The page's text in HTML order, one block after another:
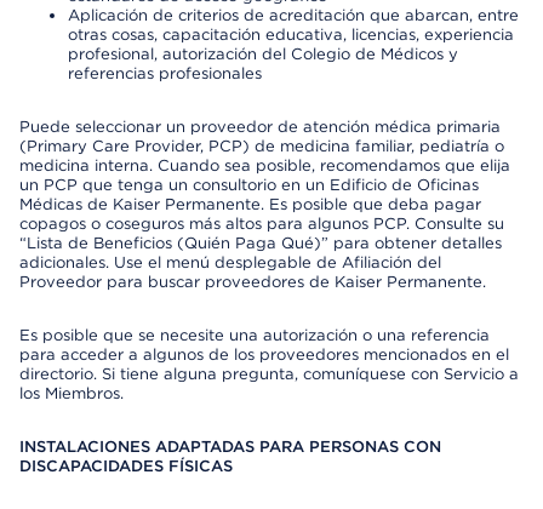
Aplicación de criterios de acreditación que abarcan, entre
otras cosas, capacitación educativa, licencias, experiencia
profesional, autorización del Colegio de Médicos y
referencias profesionales
Puede seleccionar un proveedor de atención médica primaria
(Primary Care Provider, PCP) de medicina familiar, pediatría o
medicina interna. Cuando sea posible, recomendamos que elija
un PCP que tenga un consultorio en un Edificio de Oficinas
Médicas de Kaiser Permanente. Es posible que deba pagar
copagos o coseguros más altos para algunos PCP. Consulte su
“Lista de Beneficios (Quién Paga Qué)” para obtener detalles
adicionales. Use el menú desplegable de Afiliación del
Proveedor para buscar proveedores de Kaiser Permanente.
Es posible que se necesite una autorización o una referencia
para acceder a algunos de los proveedores mencionados en el
directorio. Si tiene alguna pregunta, comuníquese con Servicio a
los Miembros.
INSTALACIONES ADAPTADAS PARA PERSONAS CON
DISCAPACIDADES FÍSICAS